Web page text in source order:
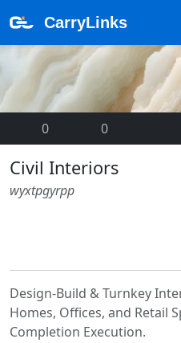
CarryLinks
0 0
Civil Interiors
wyxtpgyrpp
Design-Build & Turnkey
Homes, Offices, and Retail
Completion Execution.